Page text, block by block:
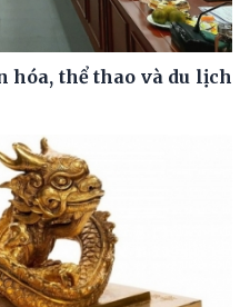
hóa, thể thao và du lịch